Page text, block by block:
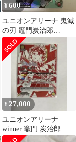
¥600
ユニオンアリーナ 鬼滅
の刃 竈門炭治郎
UAPR/KMY-1-072 プロ
モ
¥ 27,000
ユニオンアリーナ
winner 竈門 炭治郎 プ
ロモ ユニオンレア